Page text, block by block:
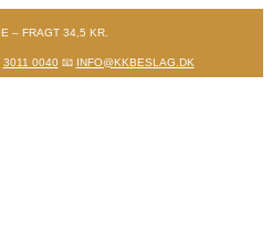
– FRAGT 34,5 KR.
3011 0040📧 INFO@KKBESLAG.DK